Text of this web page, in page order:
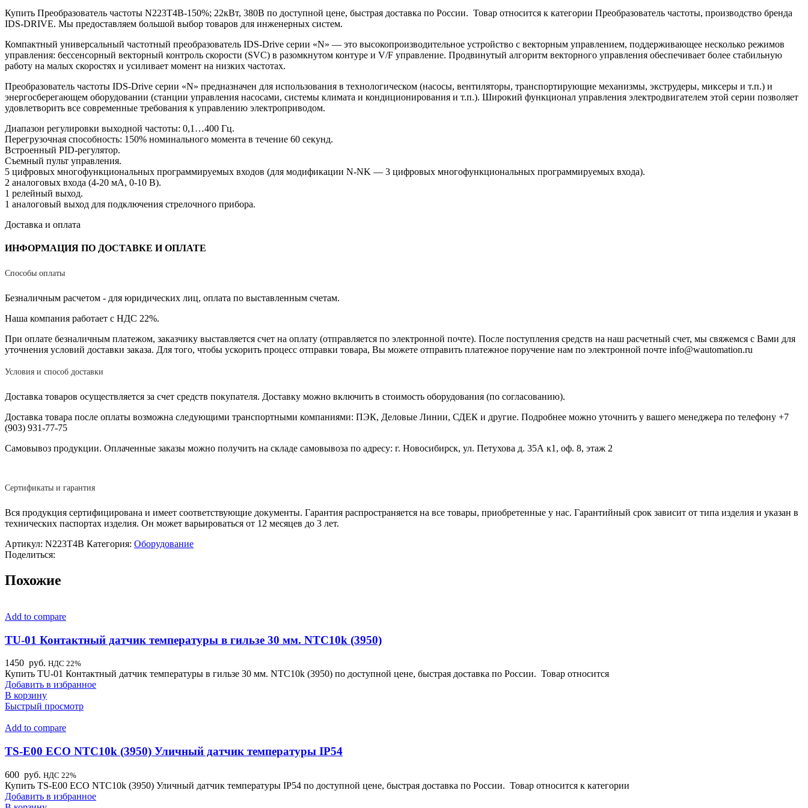
Купить Преобразователь частоты N223T4B-150%; 22кВт, 380В по доступной цене, быстрая доставка по России. Товар относится к категории Преобразователь частоты, производство бренда
IDS-DRIVE. Мы предоставляем большой выбор товаров для инженерных систем.
Компактный универсальный частотный преобразователь IDS-Drive серии «N» — это высокопроизводительное устройство с векторным управлением, поддерживающее несколько режимов
управления: бессенсорный векторный контроль скорости (SVC) в разомкнутом контуре и V/F управление. Продвинутый алгоритм векторного управления обеспечивает более стабильную
работу на малых скоростях и усиливает момент на низких частотах.
Преобразователь частоты IDS-Drive серии «N» предназначен для использования в технологическом (насосы, вентиляторы, транспортирующие механизмы, экструдеры, миксеры и т.п.) и
энергосберегающем оборудовании (станции управления насосами, системы климата и кондиционирования и т.п.). Широкий функционал управления электродвигателем этой серии позволяет
удовлетворить все современные требования к управлению электроприводом.
Диапазон регулировки выходной частоты: 0,1…400 Гц.
Перегрузочная способность: 150% номинального момента в течение 60 секунд.
Встроенный PID-регулятор.
Съемный пульт управления.
5 цифровых многофункциональных программируемых входов (для модификации N-NK — 3 цифровых многофункциональных программируемых входа).
2 аналоговых входа (4-20 мА, 0-10 В).
1 релейный выход.
1 аналоговый выход для подключения стрелочного прибора.
Доставка и оплата
ИНФОРМАЦИЯ ПО ДОСТАВКЕ И ОПЛАТЕ
Способы оплаты
Безналичным расчетом - для юридических лиц, оплата по выставленным счетам.
Наша компания работает с НДС 22%.
При оплате безналичным платежом, заказчику выставляется счет на оплату (отправляется по электронной почте). После поступления средств на наш расчетный счет, мы свяжемся с Вами для
уточнения условий доставки заказа. Для того, чтобы ускорить процесс отправки товара, Вы можете отправить платежное поручение нам по электронной почте info@wautomation.ru
Условия и способ доставки
Доставка товаров осуществляется за счет средств покупателя. Доставку можно включить в стоимость оборудования (по согласованию).
Доставка товара после оплаты возможна следующими транспортными компаниями: ПЭК, Деловые Линии, СДЕК и другие. Подробнее можно уточнить у вашего менеджера по телефону +7
(903) 931-77-75
Самовывоз продукции. Оплаченные заказы можно получить на складе самовывоза по адресу: г. Новосибирск, ул. Петухова д. 35А к1, оф. 8, этаж 2
Сертификаты и гарантия
Вся продукция сертифицирована и имеет соответствующие документы. Гарантия распространяется на все товары, приобретенные у нас. Гарантийный срок зависит от типа изделия и указан в
технических паспортах изделия. Он может варьироваться от 12 месяцев до 3 лет.
Артикул: N223T4B Категория: Оборудование
Поделиться:
Похожие
Add to compare
TU-01 Контактный датчик температуры в гильзе 30 мм. NTC10k (3950)
1450 руб. НДС 22%
Купить TU-01 Контактный датчик температуры в гильзе 30 мм. NTC10k (3950) по доступной цене, быстрая доставка по России. Товар относится
Добавить в избранное
В корзину
Быстрый просмотр
Add to compare
TS-E00 ECO NTC10k (3950) Уличный датчик температуры IP54
600 руб. НДС 22%
Купить TS-E00 ECO NTC10k (3950) Уличный датчик температуры IP54 по доступной цене, быстрая доставка по России. Товар относится к категории
Добавить в избранное